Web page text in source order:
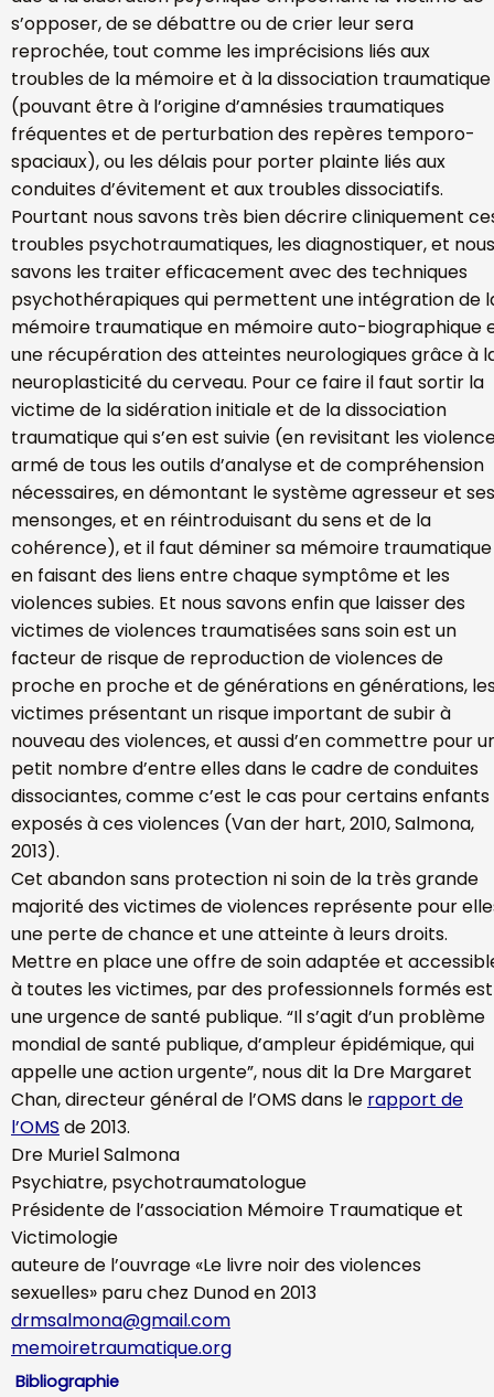
s’opposer, de se débattre ou de crier leur sera
reprochée, tout comme les imprécisions liés aux
troubles de la mémoire et à la dissociation traumatique
(pouvant être à l’origine d’amnésies traumatiques
fréquentes et de perturbation des repères temporo-
spaciaux), ou les délais pour porter plainte liés aux
conduites d’évitement et aux troubles dissociatifs.
Pourtant nous savons très bien décrire cliniquement
troubles psychotraumatiques, les diagnostiquer, et nous
savons les traiter efficacement avec des techniques
psychothérapiques qui permettent une intégration de
mémoire traumatique en mémoire auto-biographique
une récupération des atteintes neurologiques grâce à
neuroplasticité du cerveau. Pour ce faire il faut sortir la
victime de la sidération initiale et de la dissociation
traumatique qui s’en est suivie (en revisitant les
armé de tous les outils d’analyse et de compréhension
nécessaires, en démontant le système agresseur et ses
mensonges, et en réintroduisant du sens et de la
cohérence), et il faut déminer sa mémoire traumatique
en faisant des liens entre chaque symptôme et les
violences subies. Et nous savons enfin que laisser des
victimes de violences traumatisées sans soin est un
facteur de risque de reproduction de violences de
proche en proche et de générations en générations,
victimes présentant un risque important de subir à
nouveau des violences, et aussi d’en commettre pour
petit nombre d’entre elles dans le cadre de conduites
dissociantes, comme c’est le cas pour certains enfants
exposés à ces violences (Van der hart, 2010, Salmona,
2013).
Cet abandon sans protection ni soin de la très grande
majorité des victimes de violences représente pour
une perte de chance et une atteinte à leurs droits.
Mettre en place une offre de soin adaptée et
à toutes les victimes, par des professionnels formés est
une urgence de santé publique. “Il s’agit d’un problème
mondial de santé publique, d’ampleur épidémique, qui
appelle une action urgente”, nous dit la Dre Margaret
Chan, directeur général de l’OMS dans le rapport de
l’OMS de 2013.
Dre Muriel Salmona
Psychiatre, psychotraumatologue
Présidente de l’association Mémoire Traumatique et
Victimologie
auteure de l’ouvrage «Le livre noir des violences
sexuelles» paru chez Dunod en 2013
drmsalmona@gmail.com
memoiretraumatique.org
Bibliographie